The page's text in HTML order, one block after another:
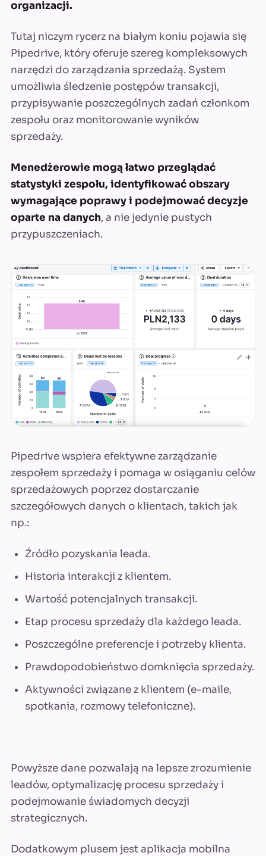
organizacji.
Tutaj niczym rycerz na białym koniu pojawia się
Pipedrive, który oferuje szereg kompleksowych
narzędzi do zarządzania sprzedażą. System
umożliwia śledzenie postępów transakcji,
przypisywanie poszczególnych zadań członkom
zespołu oraz monitorowanie wyników
sprzedaży.
Menedżerowie mogą łatwo przeglądać
statystyki zespołu, identyfikować obszary
wymagające poprawy i podejmować decyzje
oparte na danych, a nie jedynie pustych
przypuszczeniach.
Pipedrive wspiera efektywne zarządzanie
zespołem sprzedaży i pomaga w osiąganiu celów
sprzedażowych poprzez dostarczanie
szczegółowych danych o klientach, takich jak
np.:
Źródło pozyskania leada.
Historia interakcji z klientem.
Wartość potencjalnych transakcji.
Etap procesu sprzedaży dla każdego leada.
Poszczególne preferencje i potrzeby klienta.
Prawdopodobieństwo domknięcia sprzedaży.
Aktywności związane z klientem (e-maile,
spotkania, rozmowy telefoniczne).
Powyższe dane pozwalają na lepsze zrozumienie
leadów, optymalizację procesu sprzedaży i
podejmowanie świadomych decyzji
strategicznych.
Dodatkowym plusem jest aplikacja mobilna